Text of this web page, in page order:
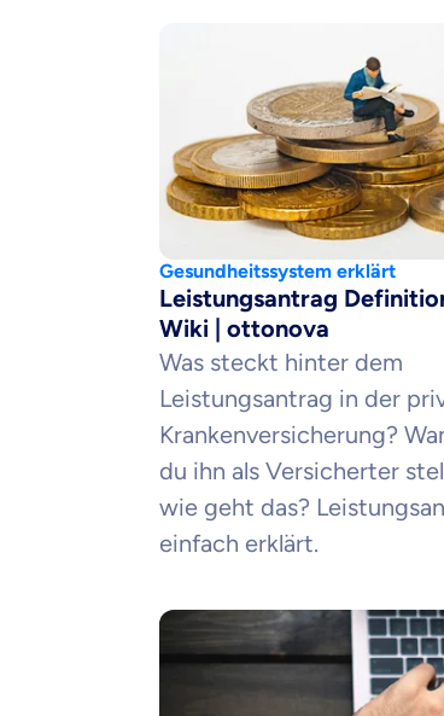
Gesundheitssystem erklärt
Leistungsantrag
Wiki | ottonova
Was steckt hinter dem
Leistungsantrag in der
Krankenversicherung?
du ihn als Versicherter
wie geht das?
einfach erklärt.
Mit dem